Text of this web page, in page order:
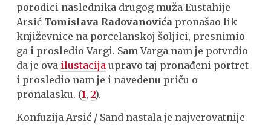
porodici naslednika drugog muža Eustahije
Arsić Tomislava Radovanovića pronašao lik
književnice na porcelanskoj šoljici, presnimio
ga i prosledio Vargi. Sam Varga nam je potvrdio
da je ova ilustacija upravo taj pronađeni portret
i prosledio nam je i navedenu priču o
pronalasku. (1,2).
Konfuzija Arsić / Sand nastala je najverovatnije